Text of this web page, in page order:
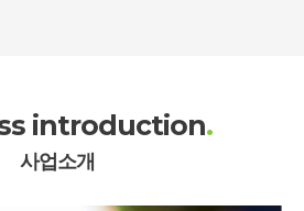
introduction.
사업소개